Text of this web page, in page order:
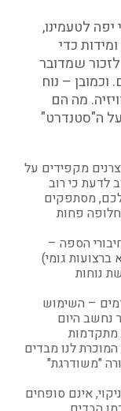
לטעמינו,
כדי
שמדובר
– נוח
מה הם
ה"סטנדרט"
מקפידים על
לדעת כי רוב
לכם, מסתפקים
פחות
הספה –
גומי)
נוחות
– השימוש
נחשב היום
מתקדמות
לנו מבדים
"משודרגת"
אינם סופחים